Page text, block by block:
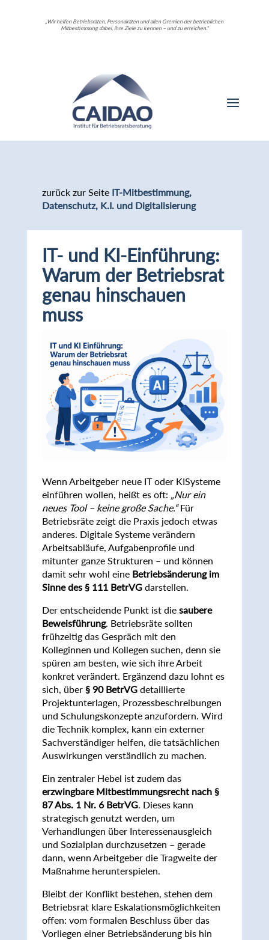
„Wir helfen Betriebsräten, Personalräten und allen Gremien der betrieblichen
Mitbestimmung dabei, ihre Ziele zu kennen – und zu erreichen.“
zurück zur Seite IT-Mitbestimmung,
Datenschutz, K.I. und Digitalisierung
IT- und KI-Einführung:
Warum der Betriebsrat
genau hinschauen
muss
Wenn Arbeitgeber neue IT oder KISysteme
einführen wollen, heißt es oft: „Nur ein
neues Tool – keine große Sache.“Für
Betriebsräte zeigt die Praxis jedoch etwas
anderes. Digitale Systeme verändern
Arbeitsabläufe, Aufgabenprofile und
mitunter ganze Strukturen – und können
damit sehr wohl eine Betriebsänderung im
Sinne des § 111 BetrVGdarstellen.
Der entscheidende Punkt ist die saubere
Beweisführung. Betriebsräte sollten
frühzeitig das Gespräch mit den
Kolleginnen und Kollegen suchen, denn sie
spüren am besten, wie sich ihre Arbeit
konkret verändert. Ergänzend dazu lohnt es
sich, über § 90 BetrVGdetaillierte
Projektunterlagen, Prozessbeschreibungen
und Schulungskonzepte anzufordern. Wird
die Technik komplex, kann ein externer
Sachverständiger helfen, die tatsächlichen
Auswirkungen verständlich zu machen.
Ein zentraler Hebel ist zudem das
erzwingbare Mitbestimmungsrecht nach §
87 Abs. 1 Nr. 6 BetrVG. Dieses kann
strategisch genutzt werden, um
Verhandlungen über Interessenausgleich
und Sozialplan durchzusetzen – gerade
dann, wenn Arbeitgeber die Tragweite der
Maßnahme herunterspielen.
Bleibt der Konflikt bestehen, stehen dem
Betriebsrat klare Eskalationsmöglichkeiten
offen: vom formalen Beschluss über das
Vorliegen einer Betriebsänderung bis hin